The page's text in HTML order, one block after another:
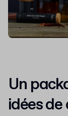
Un
idées de